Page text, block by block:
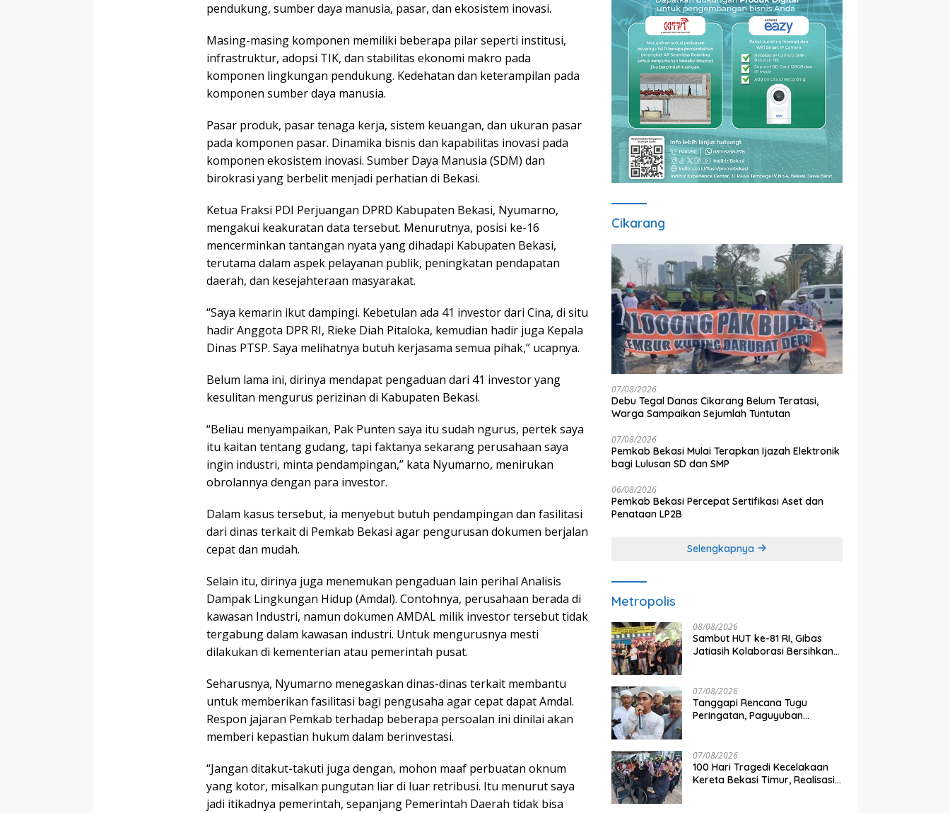
pendukung, sumber daya manusia, pasar, dan ekosistem inovasi.
Masing-masing komponen memiliki beberapa pilar seperti institusi,
infrastruktur, adopsi TIK, dan stabilitas ekonomi makro pada
komponen lingkungan pendukung. Kedehatan dan keterampilan pada
komponen sumber daya manusia.
Pasar produk, pasar tenaga kerja, sistem keuangan, dan ukuran pasar
pada komponen pasar. Dinamika bisnis dan kapabilitas inovasi pada
komponen ekosistem inovasi. Sumber Daya Manusia (SDM) dan
birokrasi yang berbelit menjadi perhatian di Bekasi.
Ketua Fraksi PDI Perjuangan DPRD Kabupaten Bekasi, Nyumarno,
mengakui keakuratan data tersebut. Menurutnya, posisi ke-16
mencerminkan tantangan nyata yang dihadapi Kabupaten Bekasi,
terutama dalam aspek pelayanan publik, peningkatan pendapatan
daerah, dan kesejahteraan masyarakat.
“Saya kemarin ikut dampingi. Kebetulan ada 41 investor dari Cina, di situ
hadir Anggota DPR RI, Rieke Diah Pitaloka, kemudian hadir juga Kepala
Dinas PTSP. Saya melihatnya butuh kerjasama semua pihak,” ucapnya.
Belum lama ini, dirinya mendapat pengaduan dari 41 investor yang
kesulitan mengurus perizinan di Kabupaten Bekasi.
“Beliau menyampaikan, Pak Punten saya itu sudah ngurus, pertek saya
itu kaitan tentang gudang, tapi faktanya sekarang perusahaan saya
ingin industri, minta pendampingan,” kata Nyumarno, menirukan
obrolannya dengan para investor.
Dalam kasus tersebut, ia menyebut butuh pendampingan dan fasilitasi
dari dinas terkait di Pemkab Bekasi agar pengurusan dokumen berjalan
cepat dan mudah.
Selain itu, dirinya juga menemukan pengaduan lain perihal Analisis
Dampak Lingkungan Hidup (Amdal). Contohnya, perusahaan berada di
kawasan Industri, namun dokumen AMDAL milik investor tersebut tidak
tergabung dalam kawasan industri. Untuk mengurusnya mesti
dilakukan di kementerian atau pemerintah pusat.
Seharusnya, Nyumarno menegaskan dinas-dinas terkait membantu
untuk memberikan fasilitasi bagi pengusaha agar cepat dapat Amdal.
Respon jajaran Pemkab terhadap beberapa persoalan ini dinilai akan
memberi kepastian hukum dalam berinvestasi.
“Jangan ditakut-takuti juga dengan, mohon maaf perbuatan oknum
yang kotor, misalkan pungutan liar di luar retribusi. Itu menurut saya
jadi itikadnya pemerintah, sepanjang Pemerintah Daerah tidak bisa
Cikarang
07/08/2026
Debu Tegal Danas Cikarang Belum Teratasi,
Warga Sampaikan Sejumlah Tuntutan
07/08/2026
Pemkab Bekasi Mulai Terapkan Ijazah Elektronik
bagi Lulusan SD dan SMP
06/08/2026
Pemkab Bekasi Percepat Sertifikasi Aset dan
Penataan LP2B
Selengkapnya
Metropolis
08/08/2026
Sambut HUT ke-81 RI, Gibas
Jatiasih Kolaborasi Bersihkan
07/08/2026
Tanggapi Rencana Tugu
Peringatan, Paguyuban
Perbaikan Sistem Keselamatan
Lebih Dulu
07/08/2026
100 Hari Tragedi Kecelakaan
Kereta Bekasi Timur, Realisasi